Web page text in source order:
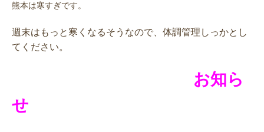
熊本は寒すぎです。
週末はもっと寒くなるそうなので、体調管理しっかとし
てください。
お知ら
せ